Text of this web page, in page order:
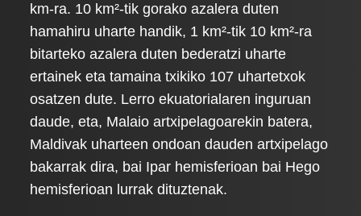
km-ra. 10 km²-tik gorako azalera duten
hamahiru uharte handik, 1 km²-tik 10 km²-ra
bitarteko azalera duten bederatzi uharte
ertainek eta tamaina txikiko 107 uhartetxok
osatzen dute. Lerro ekuatorialaren inguruan
daude, eta, Malaio artxipelagoarekin batera,
Maldivak uharteen ondoan dauden artxipelago
bakarrak dira, bai Ipar hemisferioan bai Hego
hemisferioan lurrak dituztenak.